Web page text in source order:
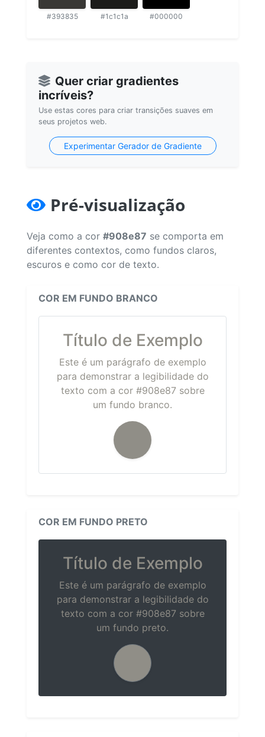
#393835 #1c1c1a #000000
Quer criar gradientes
incríveis?
Use estas cores para criar transições suaves em
seus projetos web.
Experimentar Gerador de Gradiente
Pré-visualização
Veja como a cor #908e87 se comporta em
diferentes contextos, como fundos claros,
escuros e como cor de texto.
COR EM FUNDO BRANCO
Título de Exemplo
Este é um parágrafo de exemplo
para demonstrar a legibilidade do
texto com a cor #908e87 sobre
um fundo branco.
COR EM FUNDO PRETO
Título de Exemplo
Este é um parágrafo de exemplo
para demonstrar a legibilidade do
texto com a cor #908e87 sobre
um fundo preto.